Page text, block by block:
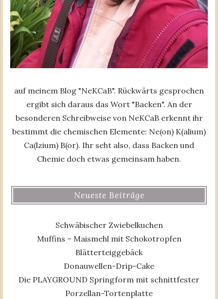
auf meinem Blog "NeKCaB". Rückwärts gesprochen
ergibt sich daraus das Wort "Backen". An der
besonderen Schreibweise von NeKCaB erkennt ihr
bestimmt die chemischen Elemente: Ne(on) K(alium)
Ca(lzium) B(or). Ihr seht also, dass Backen und
Chemie doch etwas gemeinsam haben.
Neueste Beiträge
Schwäbischer Zwiebelkuchen
Muffins – Maismehl mit Schokotropfen
Blätterteiggebäck
Donauwellen-Drip-Cake
Die PLAYGROUND Springform mit schnittfester
Porzellan-Tortenplatte